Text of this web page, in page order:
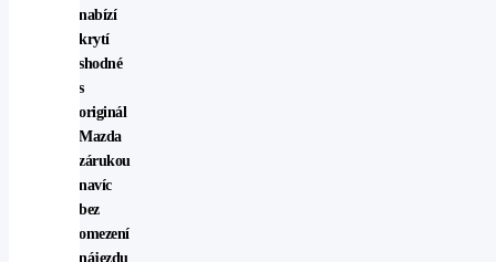
nabízí
krytí
shodné
s
originál
Mazda
zárukou
navíc
bez
omezení
nájezdu